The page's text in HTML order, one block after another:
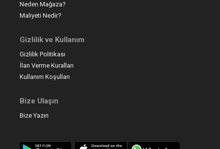
Neden Mağaza?
Maliyeti Nedir?
Gizlilik ve Kullanım
Gizlilik Politikası
İlan Verme Kuralları
Kullanım Koşulları
Bize Ulaşın
Bize Yazın